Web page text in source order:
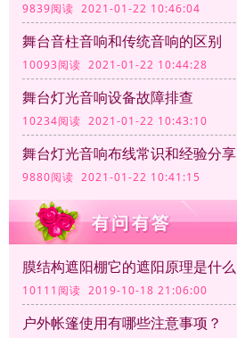
9839阅读 2021-01-22 10:46:04
舞台音柱音响和传统音响的区别
10093阅读 2021-01-22 10:44:28
舞台灯光音响设备故障排查
10234阅读 2021-01-22 10:43:10
舞台灯光音响布线常识和经验分享
9880阅读 2021-01-22 10:41:15
膜结构遮阳棚它的遮阳原理是什么
10111阅读 2019-10-18 21:06:00
户外帐篷使用有哪些注意事项？